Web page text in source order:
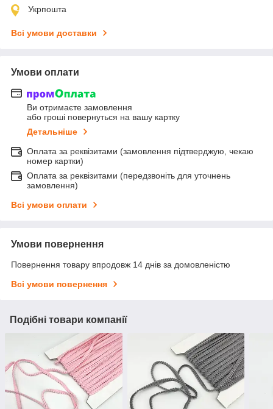
Укрпошта
Всі умови доставки
Умови оплати
Ви отримаєте замовлення
або гроші повернуться на вашу картку
Детальніше
Оплата за реквізитами (замовлення підтверджую, чекаю
номер картки)
Оплата за реквізитами (передзвоніть для уточнень
замовлення)
Всі умови оплати
Умови повернення
Повернення товару впродовж 14 днів за домовленістю
Всі умови повернення
Подібні товари компанії